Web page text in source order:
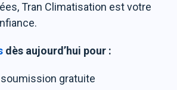
Tran Climatisation est votre
dès aujourd’hui pour :
gratuite